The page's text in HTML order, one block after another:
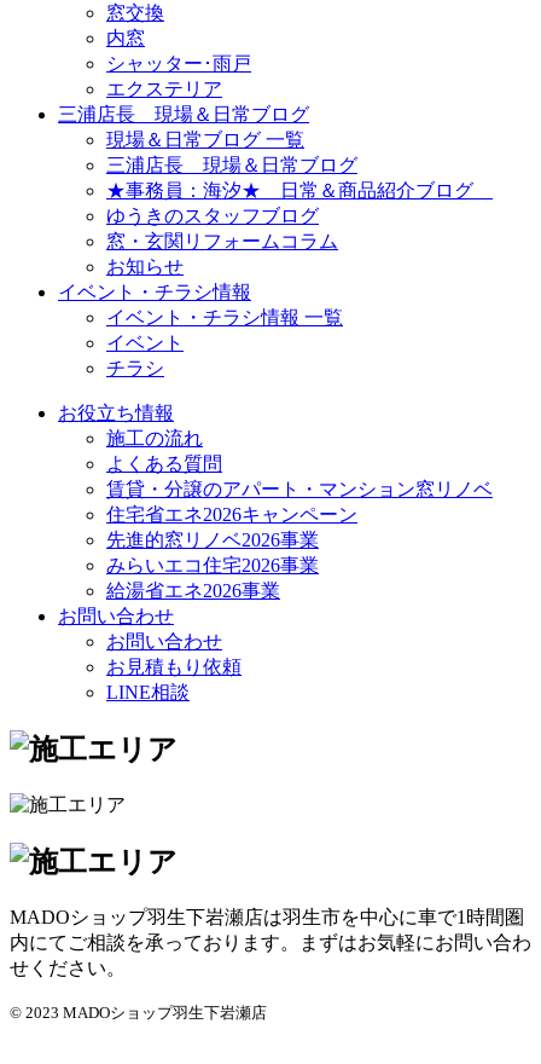
窓交換
内窓
シャッター･雨戸
エクステリア
三浦店長 現場＆日常ブログ
現場＆日常ブログ 一覧
三浦店長 現場＆日常ブログ
★事務員：海汐★ 日常＆商品紹介ブログ
ゆうきのスタッフブログ
窓・玄関リフォームコラム
お知らせ
イベント・チラシ情報
イベント・チラシ情報 一覧
イベント
チラシ
お役立ち情報
施工の流れ
よくある質問
賃貸・分譲のアパート・マンション窓リノベ
住宅省エネ2026キャンペーン
先進的窓リノベ2026事業
みらいエコ住宅2026事業
給湯省エネ2026事業
お問い合わせ
お問い合わせ
お見積もり依頼
LINE相談
MADOショップ羽生下岩瀬店は羽生市を中心に車で1時間圏
内にてご相談を承っております。まずはお気軽にお問い合わ
せください。
© 2023 MADOショップ羽生下岩瀬店